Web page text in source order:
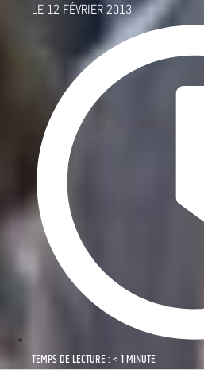
LE 12 FÉVRIER 2013
TEMPS DE LECTURE : < 1 MINUTE